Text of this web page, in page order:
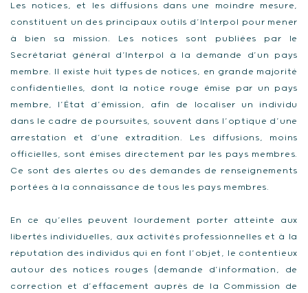
Les notices, et les diffusions dans une moindre mesure,
constituent un des principaux outils d’Interpol pour mener
à bien sa mission. Les notices sont publiées par le
Secrétariat général d’Interpol à la demande d’un pays
membre. Il existe huit types de notices, en grande majorité
confidentielles, dont la notice rouge émise par un pays
membre, l’État d’émission, afin de localiser un individu
dans le cadre de poursuites, souvent dans l’optique d’une
arrestation et d’une extradition. Les diffusions, moins
officielles, sont émises directement par les pays membres.
Ce sont des alertes ou des demandes de renseignements
portées à la connaissance de tous les pays membres.
En ce qu’elles peuvent lourdement porter atteinte aux
libertés individuelles, aux activités professionnelles et à la
réputation des individus qui en font l’objet, le contentieux
autour des notices rouges (demande d’information, de
correction et d’effacement auprès de la Commission de